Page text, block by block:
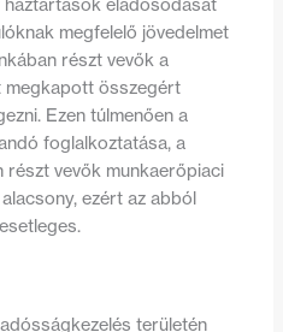
megfelelő jövedelmet
részt vevők a
megkapott összegért
Ezen túlmenően a
foglalkoztatása, a
vevők munkaerőpiaci
ezért az abból
területén